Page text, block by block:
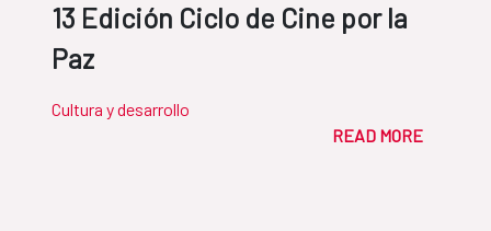
13 Edición Ciclo de Cine por la
Paz
Cultura y desarrollo
READ MORE